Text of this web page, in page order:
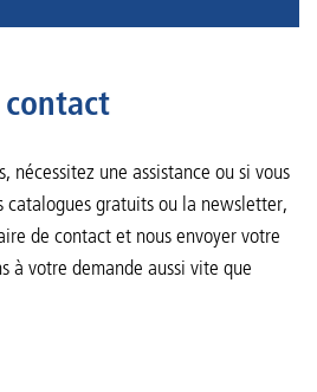
nécessitez une assistance ou si vous
catalogues gratuits ou la newsletter,
de contact et nous envoyer votre
à votre demande aussi vite que